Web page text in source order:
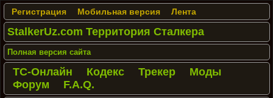
Регистрация Мобильная версия Лента
StalkerUz.com Территория Сталкера
Полная версия сайта
ТС-Онлайн Кодекс Трекер
Моды
Форум
F.A.Q.